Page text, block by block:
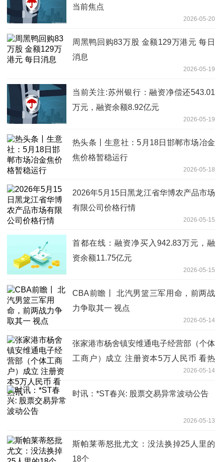
当前焦点
2026-05-20
周黑鸭回购83万股 金额129万港元 每日
消息
2026-05-19
当前关注:苏州银行：融资净偿还543.01
万元，融资余额8.92亿元
2026-05-19
热头条丨生意社：5月18日邯郸市场冶金
焦价格暂稳运行
2026-05-18
2026年5月15日黑龙江省华博农产品市场
有限公司价格行情
2026-05-15
首都在线：融资净买入942.83万元，融
资余额11.75亿元
2026-05-15
CBA前瞻丨 北汽男篮三军用命，前两战
力争取其一 视点
2026-05-14
张家港市杨舍镇安维通电子经营部（个体
工商户）成立 注册资本5万人民币 看热
2026-05-14
时讯：*ST春兴: 股票交易异常波动公告
2026-05-13
斯帕莱蒂怒批尤文：没法换掉25人里的
18个